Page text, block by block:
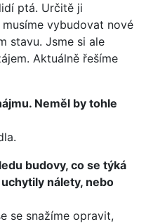
ptá. Určitě ji
vybudovat nové
stavu. Jsme si ale
Aktuálně řešíme
Neměl by tohle
budovy, co se týká
nálety, nebo
se snažíme opravit,